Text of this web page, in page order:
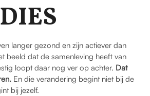
langer gezond en zijn actiever dan
beeld dat de samenleving heeft van
loopt daar nog ver op achter. Dat
En die verandering begint niet bij de
bij jezelf.